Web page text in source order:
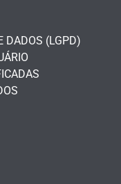
DADOS (LGPD)